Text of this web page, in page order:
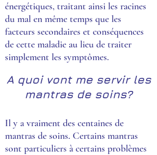
énergétiques, traitant ainsi les racines
du mal en même temps que les
facteurs secondaires et conséquences
de cette maladie au lieu de traiter
simplement les symptômes.
A quoi vont me servir les
mantras de soins?
Il y a vraiment des centaines de
mantras de soins. Certains mantras
sont particuliers à certains problèmes